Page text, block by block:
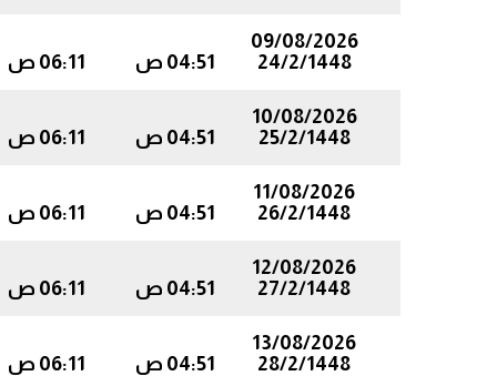
09/08/2026
24/2/1448
04:51 ص 06:11 ص
10/08/2026
25/2/1448
04:51 ص 06:11 ص
11/08/2026
26/2/1448
04:51 ص 06:11 ص
12/08/2026
27/2/1448
04:51 ص 06:11 ص
13/08/2026
28/2/1448
04:51 ص 06:11 ص